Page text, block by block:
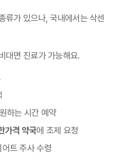
류가 있으나,국내에서는 삭센
대면 진료가 가능해요.
하는 시간 예약
가격 약국에 조제 요청
트 주사 수령